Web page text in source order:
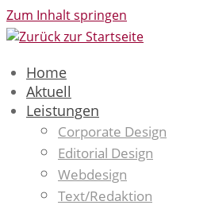
Zum Inhalt springen
Home
Aktuell
Leistungen
Corporate Design
Editorial Design
Webdesign
Text/Redaktion